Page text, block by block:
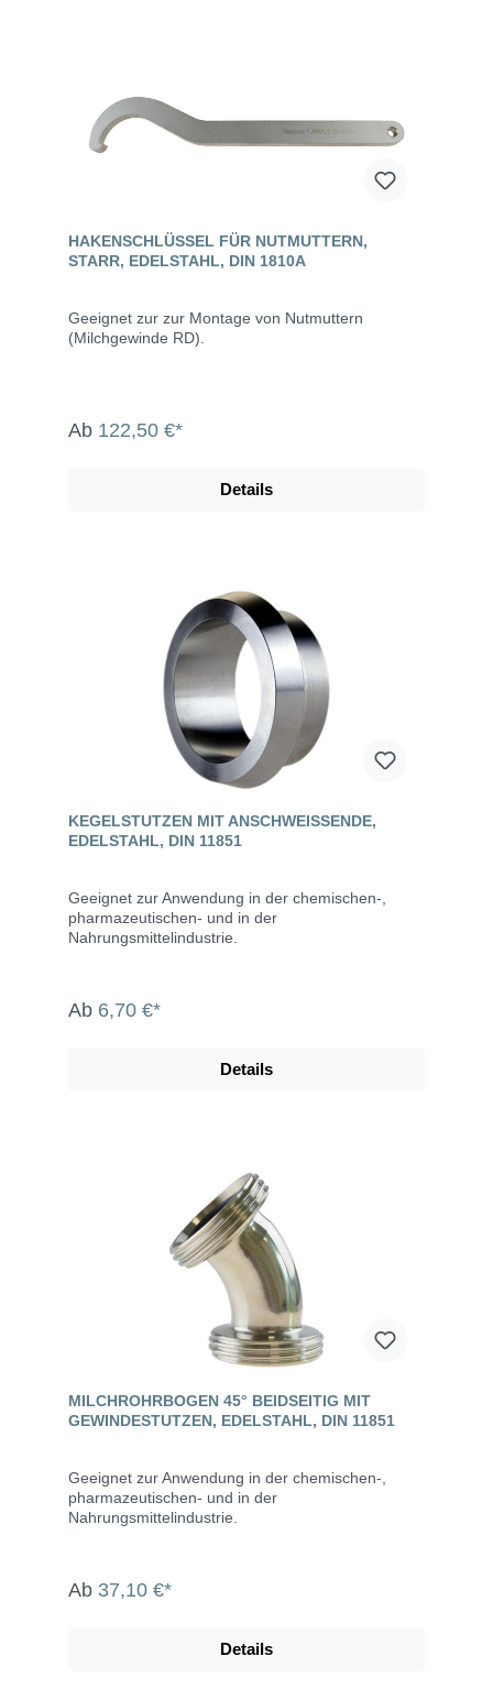
HAKENSCHLÜSSEL FÜR NUTMUTTERN,
STARR, EDELSTAHL, DIN 1810A
Geeignet zur zur Montage von Nutmuttern
(Milchgewinde RD).
Ab 122,50 €*
Details
KEGELSTUTZEN MIT ANSCHWEISSENDE, E
DELSTAHL, DIN 11851
Geeignet zur Anwendung in der chemischen-,
pharmazeutischen- und in der
Nahrungsmittelindustrie.
Ab 6,70 €*
Details
MILCHROHRBOGEN 45° BEIDSEITIG MIT
GEWINDESTUTZEN, EDELSTAHL, DIN 11851
Geeignet zur Anwendung in der chemischen-,
pharmazeutischen- und in der
Nahrungsmittelindustrie.
Ab 37,10 €*
Details